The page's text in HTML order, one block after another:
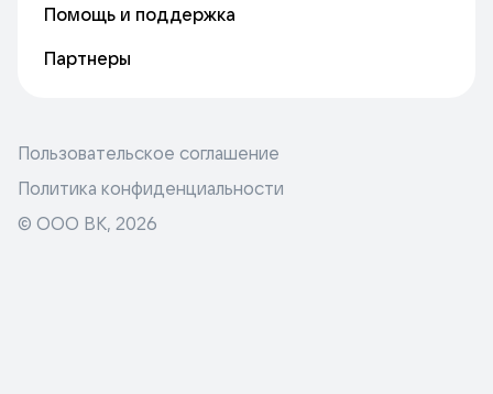
Помощь и поддержка
Партнеры
Пользовательское соглашение
Политика конфиденциальности
© ООО ВК, 2026